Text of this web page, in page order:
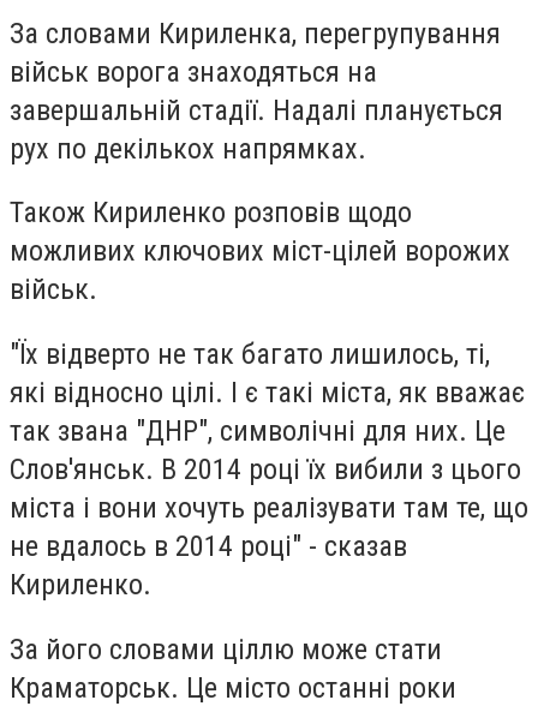
За словами Кириленка, перегрупування
військ ворога знаходяться на
завершальній стадії. Надалі планується
рух по декількох напрямках.
Також Кириленко розповів щодо
можливих ключових міст-цілей ворожих
військ.
"Їх відверто не так багато лишилось, ті,
які відносно цілі. І є такі міста, як вважає
так звана "ДНР", символічні для них. Це
Слов'янськ. В 2014 році їх вибили з цього
міста і вони хочуть реалізувати там те, що
не вдалось в 2014 році" - сказав
Кириленко.
За його словами ціллю може стати
Краматорськ. Це місто останні роки